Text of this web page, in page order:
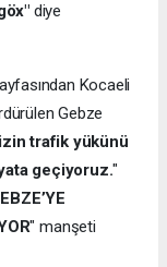
diye
Kocaeli
Gebze
trafik yükünü
geçiyoruz."
" manşeti